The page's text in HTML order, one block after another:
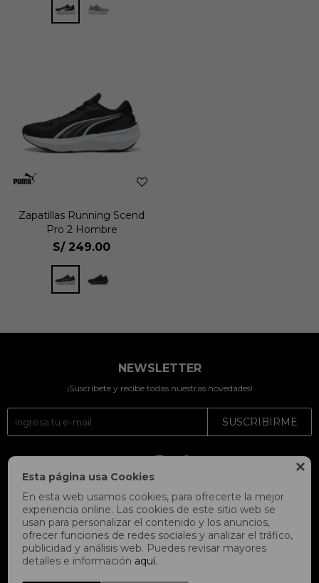

Esta página usa Cookies
En esta web usamos cookies, para ofrecerte la mejor
experiencia online. Las cookies de este sitio web se
usan para personalizar el contenido y los anuncios,
ofrecer funciones de redes sociales y analizar el tráfico,
publicidad y análisis web. Puedes revisar mayores
detalles e información aquí.
Zapatillas Running Scend
Pro 2 Hombre
S/ 249.00
NEWSLETTER
¡Suscríbete y recibe todas nuestras novedades!
SUSCRIBIRME